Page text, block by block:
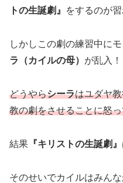
トの生誕劇』
をするのが習
しかしこの劇の練習中に
ラ（カイルの母） が乱入！
どうやらシーラはユダヤ
教の劇をさせることに怒
結果 『キリストの生誕劇』
そのせいでカイルはみん